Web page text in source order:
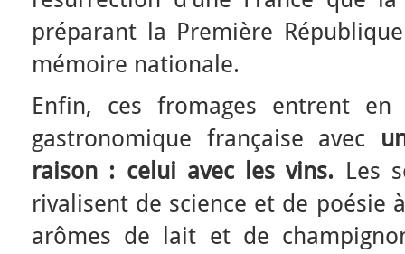
préparant la Première
mémoire nationale.
Enfin, ces fromages entrent
gastronomique française avec
raison : celui avec les vins. Les
rivalisent de science et de poésie
arômes de lait et de